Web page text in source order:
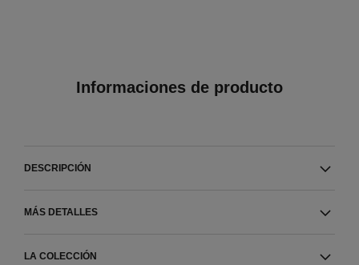
Informaciones de producto
DESCRIPCIÓN
MÁS DETALLES
LA COLECCIÓN